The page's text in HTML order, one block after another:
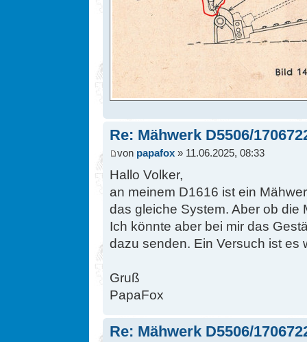
Re: Mähwerk D5506/
von papafox » 11.06.2025, 08:33
Hallo Volker,
an meinem D1616 ist ein
das gleiche System. Aber ob die
Ich könnte aber bei mir das
dazu senden. Ein Versuch ist es
Gruß
PapaFox
Re: Mähwerk D5506/